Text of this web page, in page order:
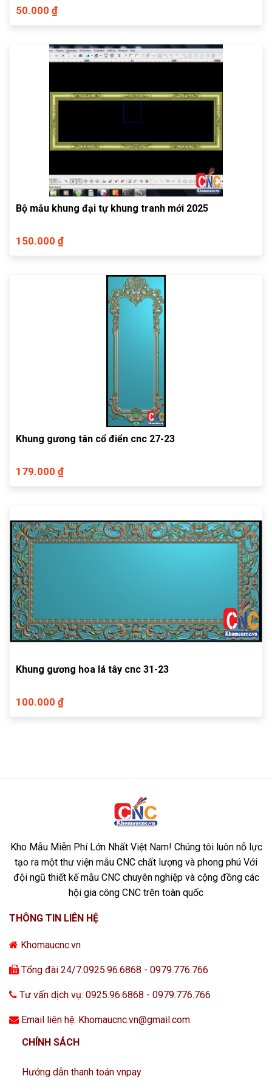
50.000 ₫
Bộ mẫu khung đại tự khung tranh mới 2025
150.000 ₫
Khung gương tân cổ điển cnc 27-23
179.000 ₫
Khung gương hoa lá tây cnc 31-23
100.000 ₫
Kho Mẫu Miễn Phí Lớn Nhất Việt Nam! Chúng tôi luôn nỗ lực
tạo ra một thư viện mẫu CNC chất lượng và phong phú Với
đội ngũ thiết kế mẫu CNC chuyên nghiệp và cộng đồng các
hội gia công CNC trên toàn quốc
THÔNG TIN LIÊN HỆ
Khomaucnc.vn
Tổng đài 24/7:0925.96.6868 - 0979.776.766
Tư vấn dịch vụ: 0925.96.6868 - 0979.776.766
Email liên hệ: Khomaucnc.vn@gmail.com
CHÍNH SÁCH
Hướng dẫn thanh toán vnpay